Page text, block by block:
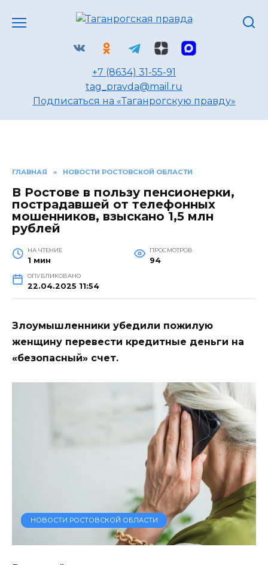
+7 (8634) 31-55-91
tag_pravda@mail.ru
Подписаться на «Таганрогскую правду»
ГЛАВНАЯ » НОВОСТИ РОСТОВСКОЙ ОБЛАСТИ
В Ростове в пользу пенсионерки,
пострадавшей от телефонных
мошенников, взыскано 1,5 млн
рублей
НА ЧТЕНИЕ
1 мин
ПРОСМОТРОВ
94
ОПУБЛИКОВАНО
22.04.2025 11:54
Злоумышленники убедили пожилую
женщину перевести кредитные деньги на
«безопасный» счет.
НОВОСТИ РОСТОВСКОЙ ОБЛАСТИ